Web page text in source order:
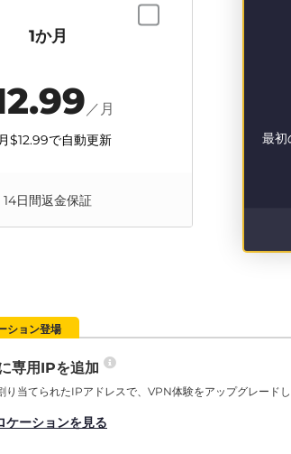
最初
1か月
／月
$12.99で自動更新
14日間返金保証
ション登場
専用IPを追加
り当てられたIPアドレスで、VPN体験をアップグレードし
ケーションを見る